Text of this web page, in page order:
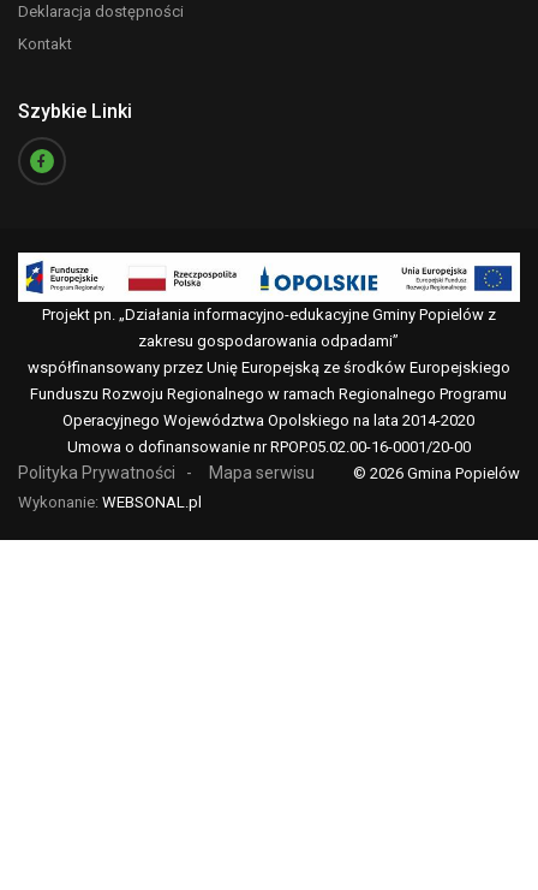
Deklaracja dostępności
Kontakt
Szybkie Linki
Projekt pn. „Działania informacyjno-edukacyjne Gminy Popielów z
zakresu gospodarowania odpadami”
współfinansowany przez Unię Europejską ze środków Europejskiego
Funduszu Rozwoju Regionalnego w ramach Regionalnego Programu
Operacyjnego Województwa Opolskiego na lata 2014-2020
Umowa o dofinansowanie nr RPOP.05.02.00-16-0001/20-00
Polityka Prywatności Mapa serwisu
© 2026 Gmina Popielów
Wykonanie: WEBSONAL.pl